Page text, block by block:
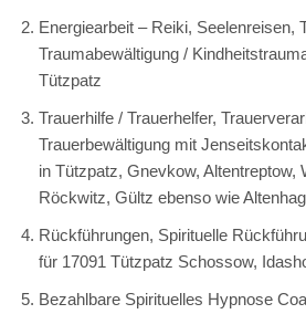
Energiearbeit – Reiki, Seelenreisen,
Traumabewältigung /
Tützpatz
Trauerhilfe / Trauerhelfer,
Trauerbewältigung mit
in Tützpatz, Gnevkow, Altentreptow,
Röckwitz, Gültz ebenso wie
Rückführungen, Spirituelle
für 17091 Tützpatz Schossow,
Bezahlbare Spirituelles Hypnose